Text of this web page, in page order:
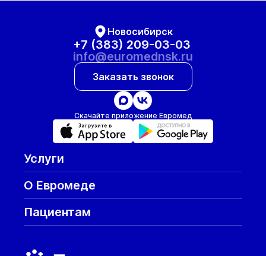
Новосибирск
+7 (383) 209-03-03
info@euromednsk.ru
Заказать звонок
Скачайте приложение Евромед
Услуги
О Евромеде
Пациентам